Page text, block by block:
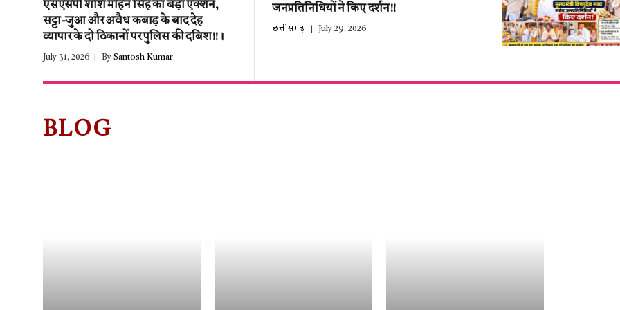
एसएसपी शशि मोहन सिंह का बड़ा एक्शन,
सट्टा-जुआ और अवैध कबाड़ के बाद देह
व्यापार के दो ठिकानों पर पुलिस की दबिश!!।
July 31, 2026 By Santosh Kumar
जनप्रतिनिधियों ने किए दर्शन!!
छत्तीसगढ़ July 29, 2026
BLOG